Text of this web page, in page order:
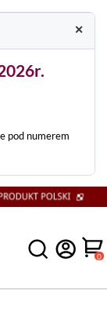
✕
pod numerem
0